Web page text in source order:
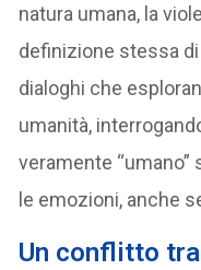
natura umana, la
definizione stessa di
dialoghi che
umanità,
veramente “umano”
le emozioni, anche
Un conflitto